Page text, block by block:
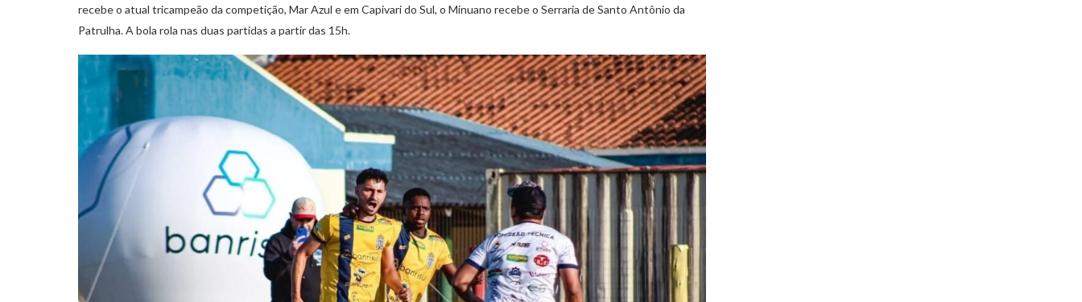
recebe o atual tricampeão da competição, Mar Azul e em Capivari do Sul, o Minuano recebe o Serraria de Santo Antônio da
Patrulha. A bola rola nas duas partidas a partir das 15h.